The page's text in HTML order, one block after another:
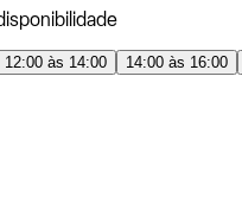
12:00 às 14:00 14:00 às 16:00